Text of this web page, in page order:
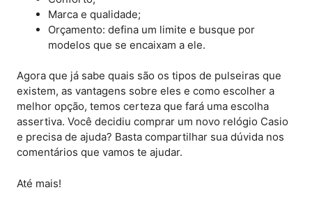
Marca e qualidade;
Orçamento: defina um limite e busque por
modelos que se encaixam a ele.
Agora que já sabe quais são os tipos de pulseiras que
existem, as vantagens sobre eles e como escolher a
melhor opção, temos certeza que fará uma escolha
assertiva. Você decidiu comprar um novo relógio Casio
e precisa de ajuda? Basta compartilhar sua dúvida nos
comentários que vamos te ajudar.
Até mais!